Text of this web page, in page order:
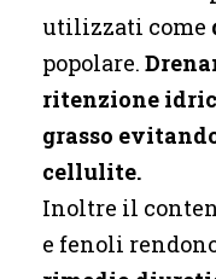
utilizzati come
popolare.
ritenzione
grasso
cellulite.
Inoltre il
e fenoli